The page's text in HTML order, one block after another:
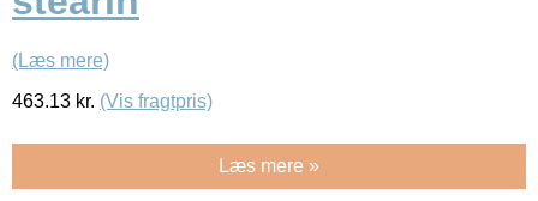
(Læs mere)
463.13 kr. (Vis fragtpris)
Læs mere »